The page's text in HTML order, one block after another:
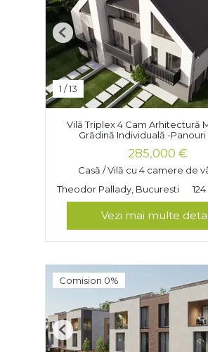
1 /13
Previous
Vilă Triplex 4 Cam Arhitectură
Grădină Individuală -Panouri
285,000 €
Casă / Vilă cu 4 camere de
Theodor Pallady, Bucuresti
Vezi mai multe
Comision 0%
Previous